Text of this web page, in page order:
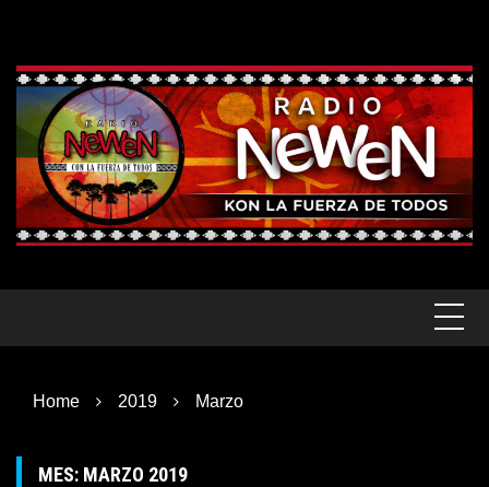
content
Home 2019 Marzo
MES: MARZO 2019